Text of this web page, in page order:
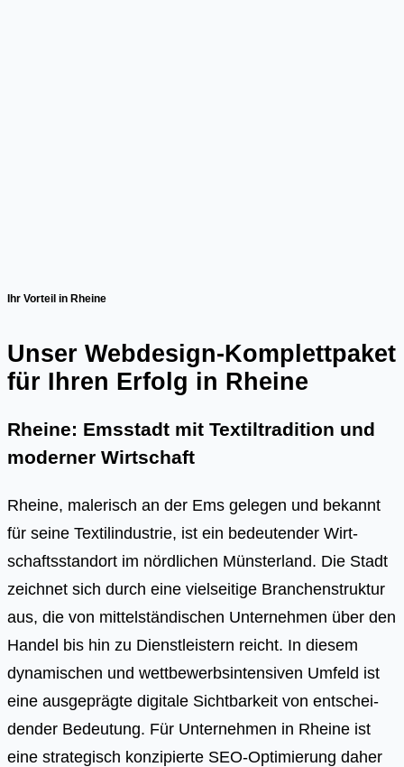
Ihr Vorteil in Rheine
Unser Webdesign-Komplettpaket
für Ihren Erfolg in Rheine
Rheine: Emsstadt mit Textiltradition und
moderner Wirtschaft
Rhei­ne, male­risch an der Ems gele­gen und bekannt
für sei­ne Tex­til­in­dus­trie, ist ein bedeu­ten­der Wirt­
schafts­stand­ort im nörd­li­chen Müns­ter­land. Die Stadt
zeich­net sich durch eine viel­sei­ti­ge Bran­chen­struk­tur
aus, die von mit­tel­stän­di­schen Unter­neh­men über den
Han­del bis hin zu Dienst­leis­tern reicht. In die­sem
dyna­mi­schen und wett­be­werbs­in­ten­si­ven Umfeld ist
eine aus­ge­präg­te digi­ta­le Sicht­bar­keit von ent­schei­
den­der Bedeu­tung. Für Unter­neh­men in Rhei­ne ist
eine stra­te­gisch kon­zi­pier­te SEO-Opti­mie­rung daher